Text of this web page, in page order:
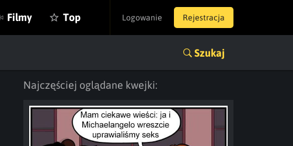
Logowanie Rejestracja
Filmy Top
Szukaj
Najczęściej oglądane kwejki: